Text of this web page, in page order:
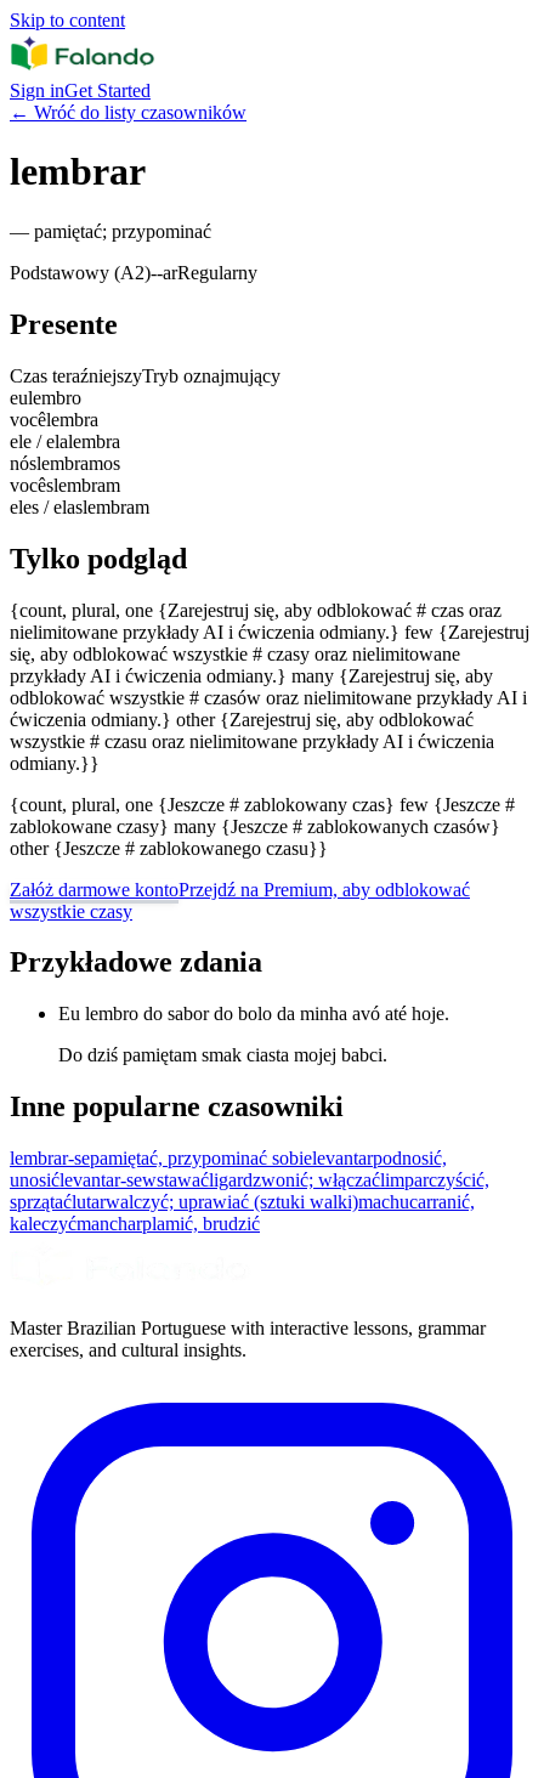
Skip to content
Sign inGet Started
← Wróć do listy czasowników
lembrar
— pamiętać; przypominać
Podstawowy (A2)--arRegularny
Presente
Czas teraźniejszyTryb oznajmujący
eulembro
vocêlembra
ele / elalembra
nóslembramos
vocêslembram
eles / elaslembram
Tylko podgląd
{count, plural, one {Zarejestruj się, aby odblokować # czas oraz
nielimitowane przykłady AI i ćwiczenia odmiany.} few {Zarejestruj
się, aby odblokować wszystkie # czasy oraz nielimitowane
przykłady AI i ćwiczenia odmiany.} many {Zarejestruj się, aby
odblokować wszystkie # czasów oraz nielimitowane przykłady AI i
ćwiczenia odmiany.} other {Zarejestruj się, aby odblokować
wszystkie # czasu oraz nielimitowane przykłady AI i ćwiczenia
odmiany.}}
{count, plural, one {Jeszcze # zablokowany czas} few {Jeszcze #
zablokowane czasy} many {Jeszcze # zablokowanych czasów}
other {Jeszcze # zablokowanego czasu}}
Załóż darmowe kontoPrzejdź na Premium, aby odblokować
wszystkie czasy
Przykładowe zdania
Eu lembro do sabor do bolo da minha avó até hoje.
Do dziś pamiętam smak ciasta mojej babci.
Inne popularne czasowniki
lembrar-sepamiętać, przypominać sobielevantarpodnosić,
unosićlevantar-sewstawaćligardzwonić; włączaćlimparczyścić,
sprzątaćlutarwalczyć; uprawiać (sztuki walki)machucarranić,
kaleczyćmancharplamić, brudzić
Master Brazilian Portuguese with interactive lessons, grammar
exercises, and cultural insights.